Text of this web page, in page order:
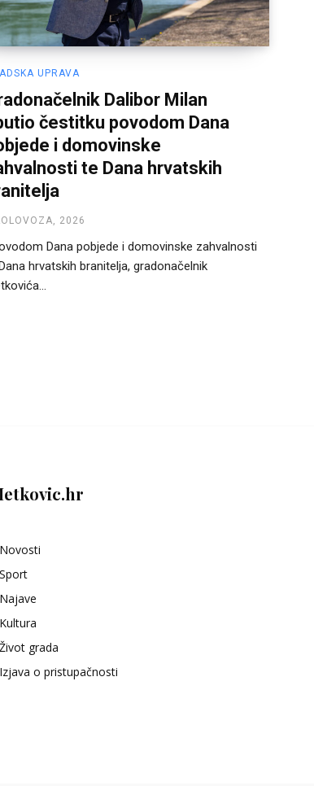
UPRAVA
Dalibor Milan
čestitku povodom Dana
i domovinske
te Dana hrvatskih
2026
Dana pobjede i domovinske zahvalnosti
hrvatskih branitelja, gradonačelnik
Novosti
Sport
Najave
Kultura
Život grada
Izjava o pristupačnosti